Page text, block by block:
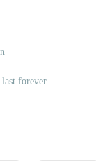
forever.